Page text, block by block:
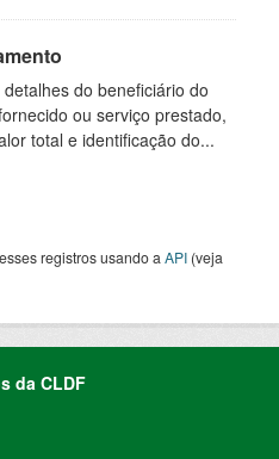
do beneficiário do
ou serviço prestado,
total e identificação do...
registros usando a API (veja
da CLDF